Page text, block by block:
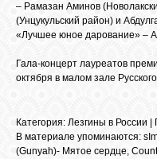
КОНТАКТЫ
ВХОД
RSS
– Рамазан Аминов
(Унцукульский район) и
«Лучшее юное дарование» –
Гала-концерт лауреатов
октября в малом зале
Категория: Лезгины в России
В материале упоминаются:
(Gunyah)- Мятое сердце,